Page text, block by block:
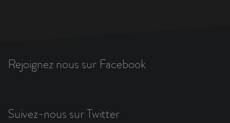
Rejoignez nous sur Facebook
Suivez-nous sur Twitter